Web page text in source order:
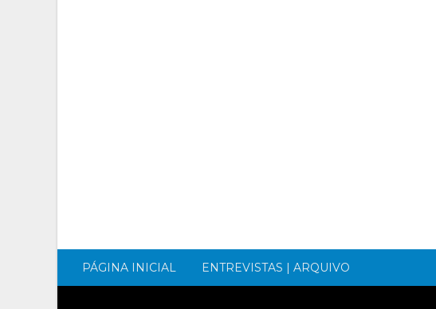
PÁGINA INICIAL ENTREVISTAS | ARQUIVO